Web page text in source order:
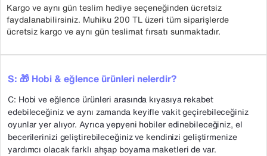
Kargo ve aynı gün teslim hediye seçeneğinden ücretsiz
faydalanabilirsiniz. Muhiku 200 TL üzeri tüm siparişlerde
ücretsiz kargo ve aynı gün teslimat fırsatı sunmaktadır.
S: 🎁 Hobi & eğlence ürünleri nelerdir?
C: Hobi ve eğlence ürünleri arasında kıyasıya rekabet
edebileceğiniz ve aynı zamanda keyifle vakit geçirebileceğiniz
oyunlar yer alıyor. Ayrıca yepyeni hobiler edinebileceğiniz, el
becerilerinizi geliştirebileceğiniz ve kendinizi geliştirmenize
yardımcı olacak farklı ahşap boyama maketleri de var.